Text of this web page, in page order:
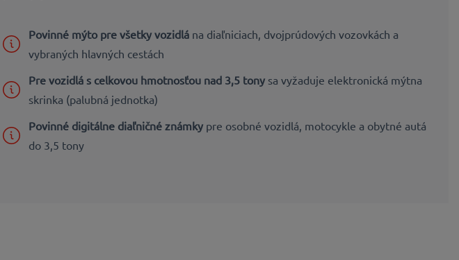
Povinné mýto pre všetky vozidlá na diaľniciach, dvojprúdových vozovkách a
vybraných hlavných cestách
Pre vozidlá s celkovou hmotnosťou nad 3,5 tony sa vyžaduje elektronická mýtna
skrinka (palubná jednotka)
Povinné digitálne diaľničné známky pre osobné vozidlá, motocykle a obytné autá
do 3,5 tony